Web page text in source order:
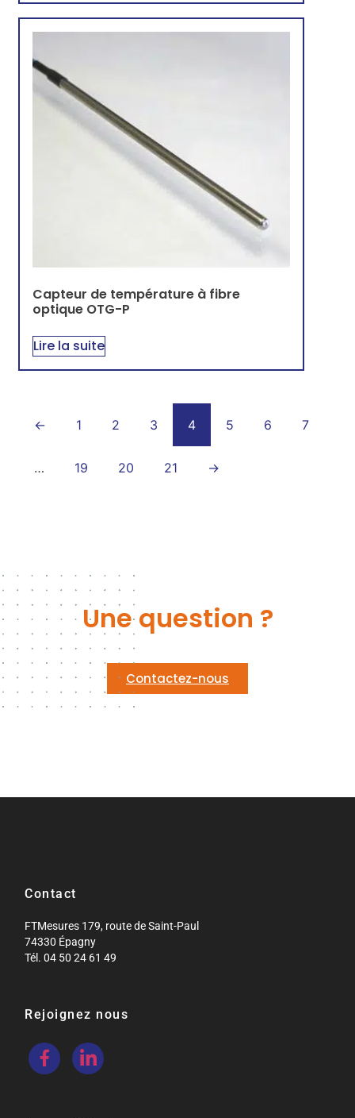
Capteur de température à fibre
optique OTG-P
Lire la suite
← 1 2 3 4 5 6 7
… 19 20 21 →
Une question ?
Contactez-nous
Contact
FTMesures 179, route de Saint-Paul
74330 Épagny
Tél. 04 50 24 61 49
Rejoignez nous